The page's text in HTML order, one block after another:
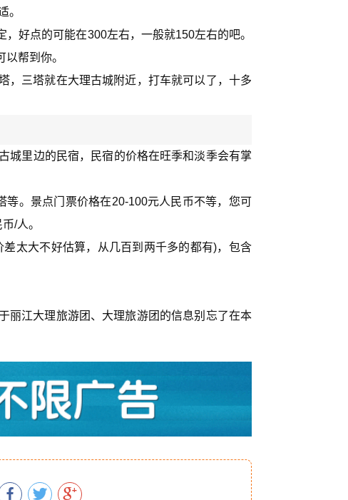
。
好点的可能在300左右，一般就150左右的吧。
帮到你。
，三塔就在大理古城附近，打车就可以了，十多
城里边的民宿，民宿的价格在旺季和淡季会有掌
。景点门票价格在20-100元人民币不等，您可
/人。
太大不好估算，从几百到两千多的都有)，包含
丽江大理旅游团、大理旅游团的信息别忘了在本